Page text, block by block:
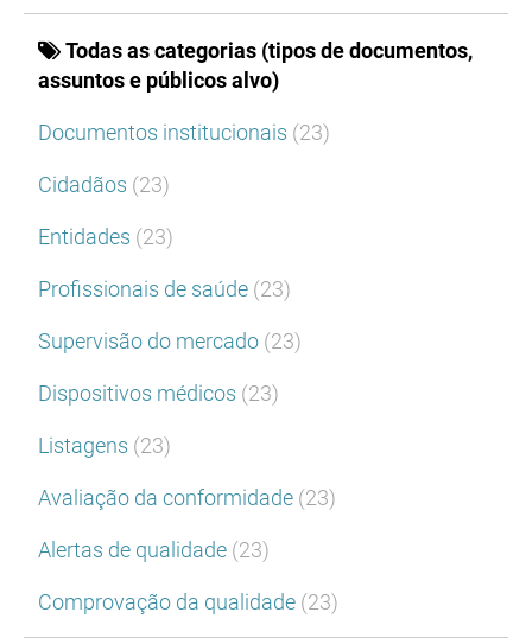
Todas as categorias (tipos de documentos,
assuntos e públicos alvo)
Documentos institucionais (23)
Cidadãos (23)
Entidades (23)
Profissionais de saúde (23)
Supervisão do mercado (23)
Dispositivos médicos (23)
Listagens (23)
Avaliação da conformidade (23)
Alertas de qualidade (23)
Comprovação da qualidade (23)